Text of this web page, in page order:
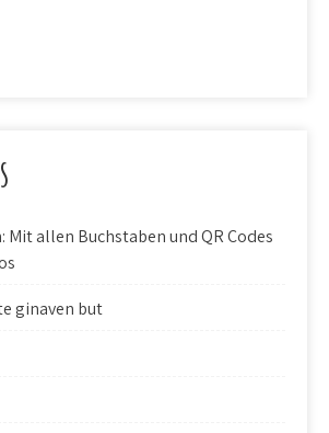
Mit allen Buchstaben und QR Codes
ginaven but